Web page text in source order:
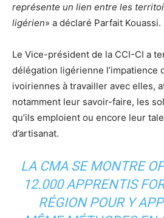
représente un lien entre les
ligérien» a déclaré Parfait Kouassi.
Le Vice-président de la CCI-CI a
délégation ligérienne l’impatience
ivoiriennes à travailler avec elles,
notamment leur savoir-faire, les
qu’ils emploient ou encore leur
d’artisanat.
LA CMA SE MONTRE
12.000 APPRENTIS
RÉGION POUR Y